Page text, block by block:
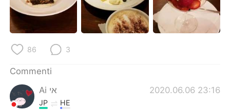
Deutsch 日本語
Türkçe
86 3
Commenti
Ai אי
2020.06.06 23:16
JP HE